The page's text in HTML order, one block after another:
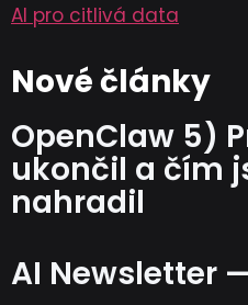
AI pro citlivá data
Nové články
OpenClaw 5)
ukončil a čím
nahradil
AI Newsletter